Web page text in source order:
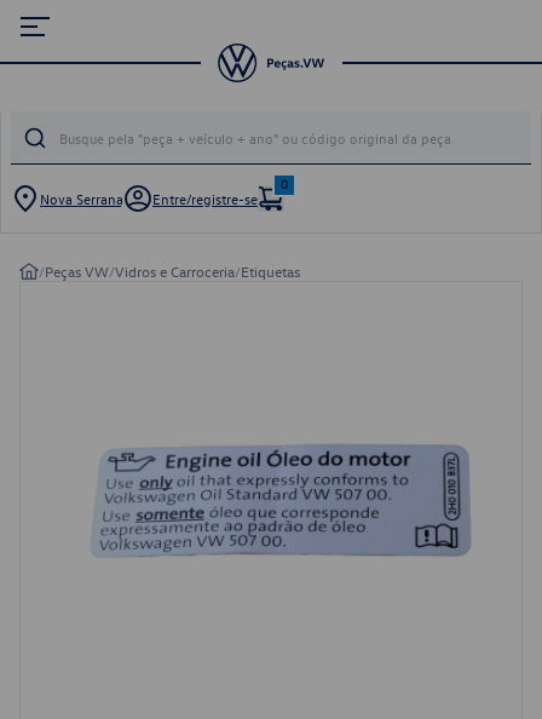
Nova Serrana Entre/registre-se
0
/Peças VW/Vidros e Carroceria/Etiquetas